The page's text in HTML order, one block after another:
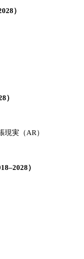
）
）
実（AR）
）